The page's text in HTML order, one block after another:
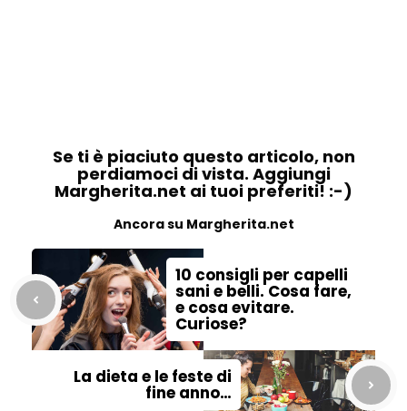
Se ti è piaciuto questo articolo, non
perdiamoci di vista. Aggiungi
Margherita.net ai tuoi preferiti! :-)
Ancora su Margherita.net
10 consigli per capelli
sani e belli. Cosa fare,
e cosa evitare.
Curiose?
La dieta e le feste di
fine anno…